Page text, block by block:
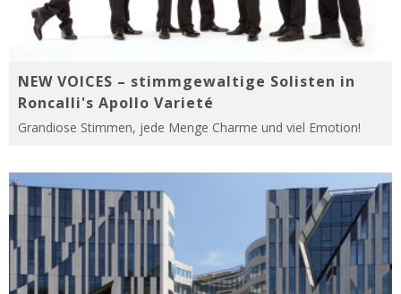
NEW VOICES – stimmgewaltige Solisten in
Roncalli's Apollo Varieté
Grandiose Stimmen, jede Menge Charme und viel Emotion!